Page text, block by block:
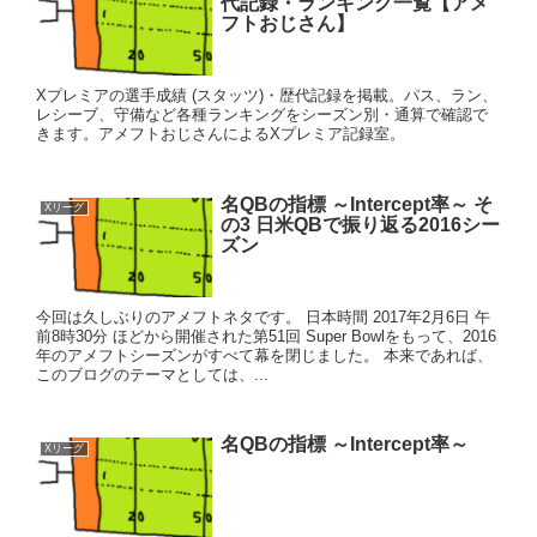
フトおじさん】
Xプレミアの選手成績 (スタッツ)・歴代記録を掲載。パス、ラン、
レシーブ、守備など各種ランキングをシーズン別・通算で確認で
きます。アメフトおじさんによるXプレミア記録室。
Xリーグ
名QBの指標 ～Intercept率～ そ
の3 日米QBで振り返る2016シー
ズン
今回は久しぶりのアメフトネタです。 日本時間 2017年2月6日 午
前8時30分 ほどから開催された第51回 Super Bowlをもって、2016
年のアメフトシーズンがすべて幕を閉じました。 本来であれば、
このブログのテーマとしては、...
Xリーグ 名QBの指標 ～Intercept率～